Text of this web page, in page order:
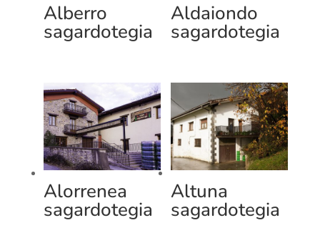
Alberro
sagardotegia
Aldaiondo
sagardotegia
Alorrenea
sagardotegia
Altuna
sagardotegia